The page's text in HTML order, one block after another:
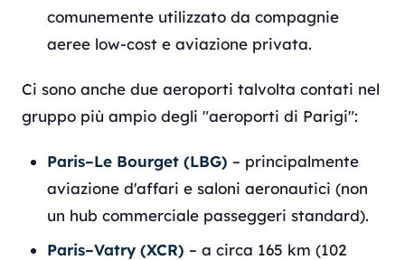
comunemente utilizzato da compagnie
aeree low-cost e aviazione privata.
Ci sono anche due aeroporti talvolta contati nel
gruppo più ampio degli "aeroporti di Parigi":
Paris–Le Bourget (LBG) – principalmente
aviazione d'affari e saloni aeronautici (non
un hub commerciale passeggeri standard).
Paris–Vatry (XCR) – a circa 165 km (102